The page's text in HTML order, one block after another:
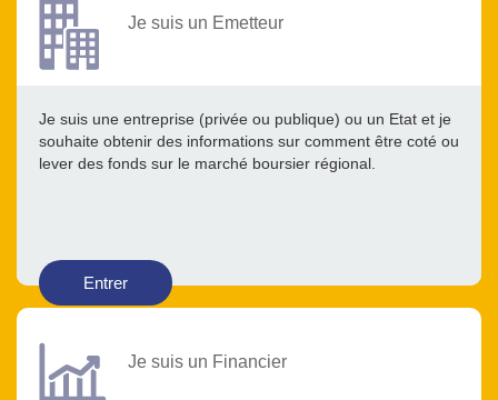
Je suis un Emetteur
Je suis une entreprise (privée ou publique) ou un Etat et je
souhaite obtenir des informations sur comment être coté ou
lever des fonds sur le marché boursier régional.
Entrer
Je suis un Financier